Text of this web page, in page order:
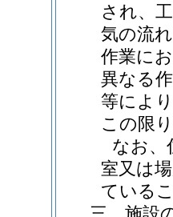
され、
気の流
作業に
異なる
等によ
この限
なお、
室又は
ている